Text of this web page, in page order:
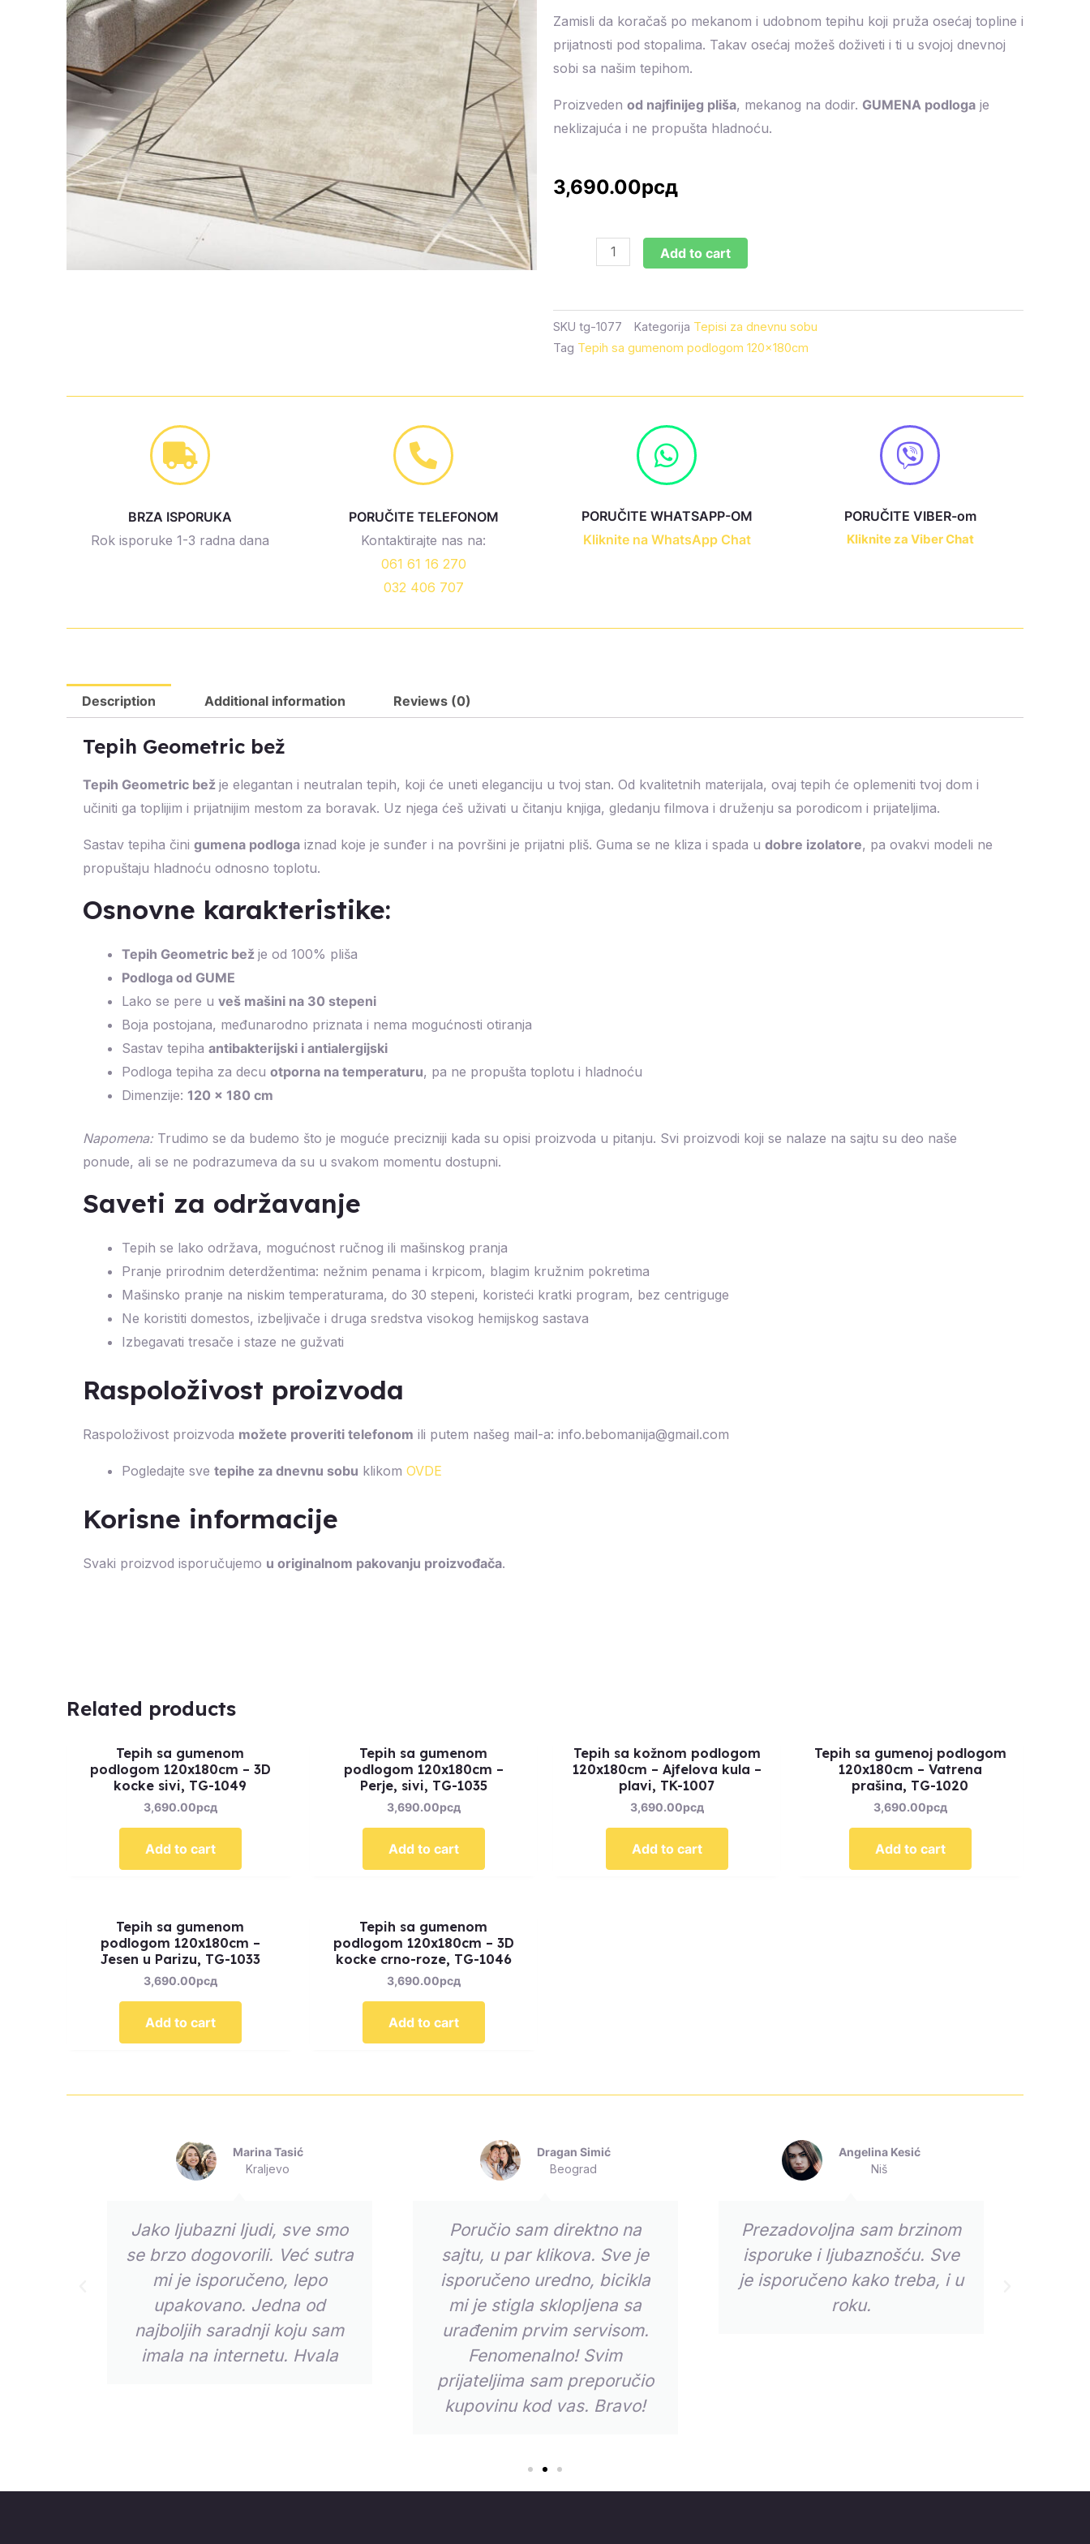
Zamisli da koračaš po mekanom i udobnom tepihu koji pruža osećaj topline i
prijatnosti pod stopalima. Takav osećaj možeš doživeti i ti u svojoj dnevnoj
sobi sa našim tepihom.
Proizveden od najfinijeg pliša, mekanog na dodir. GUMENA podloga je
neklizajuća i ne propušta hladnoću.
3,690.00рсд
Tepih
podlogom
120x180cm
-
bež,
Add to cart
SKU tg-1077 Kategorija Tepisi za dnevnu sobu
Tag Tepih sa gumenom podlogom 120x180cm
BRZA ISPORUKA
Rok isporuke 1-3 radna dana
PORUČITE TELEFONOM
Kontaktirajte nas na:
061 61 16 270
032 406 707
PORUČITE WHATSAPP-OM
Kliknite na WhatsApp Chat
PORUČITE VIBER-om
Kliknite za Viber Chat
Description Additional information Reviews (0)
Tepih Geometric bež
Tepih Geometric bež je elegantan i neutralan tepih, koji će uneti eleganciju u tvoj stan. Od kvalitetnih materijala, ovaj tepih će oplemeniti tvoj dom i
učiniti ga toplijim i prijatnijim mestom za boravak. Uz njega ćeš uživati u čitanju knjiga, gledanju filmova i druženju sa porodicom i prijateljima.
Sastav tepiha čini gumena podloga iznad koje je sunđer i na površini je prijatni pliš. Guma se ne kliza i spada u dobre izolatore, pa ovakvi modeli ne
propuštaju hladnoću odnosno toplotu.
Osnovne karakteristike:
Tepih Geometric bež je od 100% pliša
Podloga od GUME
Lako se pere u veš mašini na 30 stepeni
Boja postojana, međunarodno priznata i nema mogućnosti otiranja
Sastav tepiha antibakterijski i antialergijski
Podloga tepiha za decu otporna na temperaturu, pa ne propušta toplotu i hladnoću
Dimenzije: 120 x 180 cm
Napomena: Trudimo se da budemo što je moguće precizniji kada su opisi proizvoda u pitanju. Svi proizvodi koji se nalaze na sajtu su deo naše
ponude, ali se ne podrazumeva da su u svakom momentu dostupni.
Saveti za održavanje
Tepih se lako održava, mogućnost ručnog ili mašinskog pranja
Pranje prirodnim deterdžentima: nežnim penama i krpicom, blagim kružnim pokretima
Mašinsko pranje na niskim temperaturama, do 30 stepeni, koristeći kratki program, bez centriguge
Ne koristiti domestos, izbeljivače i druga sredstva visokog hemijskog sastava
Izbegavati tresače i staze ne gužvati
Raspoloživost proizvoda
Raspoloživost proizvoda možete proveriti telefonom ili putem našeg mail-a: info.bebomanija@gmail.com
Pogledajte sve tepihe za dnevnu sobu klikom OVDE
Korisne informacije
Svaki proizvod isporučujemo u originalnom pakovanju proizvođača.
Related products
Tepih sa gumenom
podlogom 120x180cm – 3D
kocke sivi, TG-1049
3,690.00рсд
Add to cart
Tepih sa gumenom
podlogom 120x180cm –
Perje, sivi, TG-1035
3,690.00рсд
Add to cart
Tepih sa kožnom podlogom
120x180cm – Ajfelova kula –
plavi, TK-1007
3,690.00рсд
Add to cart
Tepih sa gumenoj podlogom
120x180cm – Vatrena
prašina, TG-1020
3,690.00рсд
Add to cart
Tepih sa gumenom
podlogom 120x180cm –
Jesen u Parizu, TG-1033
3,690.00рсд
Add to cart
Tepih sa gumenom
podlogom 120x180cm – 3D
kocke crno-roze, TG-1046
3,690.00рсд
Add to cart
Jako ljubazni ljudi, sve smo
se brzo dogovorili. Već sutra
mi je isporučeno, lepo
upakovano. Jedna od
najboljih saradnji koju sam
imala na internetu. Hvala
Marina Tasić
Kraljevo
Poručio sam direktno na
sajtu, u par klikova. Sve je
isporučeno uredno, bicikla
mi je stigla sklopljena sa
urađenim prvim servisom.
Fenomenalno! Svim
prijateljima sam preporučio
kupovinu kod vas. Bravo!
Dragan Simić
Beograd
Prezadovoljna sam brzinom
isporuke i ljubaznošću. Sve
je isporučeno kako treba, i u
roku.
Angelina Kesić
Niš
Prethodna